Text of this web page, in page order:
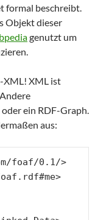
formal beschreibt.
Objekt dieser
genutzt um
XML! XML ist
ein RDF-Graph.
aus:
foaf/0.1/>